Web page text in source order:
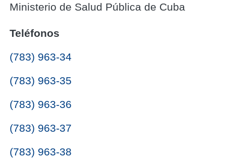
Ministerio de Salud Pública de Cuba
Teléfonos
(783) 963-34
(783) 963-35
(783) 963-36
(783) 963-37
(783) 963-38